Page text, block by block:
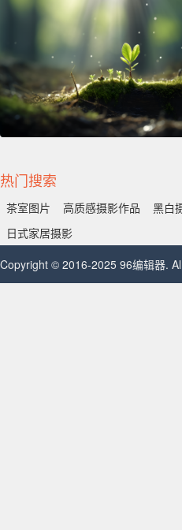
热门搜索
茶室图片 高质感摄影作品 黑白
日式家居摄影
Copyright © 2016-2025 96编辑器.